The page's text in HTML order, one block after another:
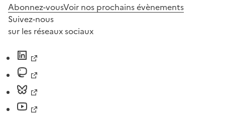
Abonnez-vousVoir nos prochains évènements
Suivez-nous
sur les réseaux sociaux